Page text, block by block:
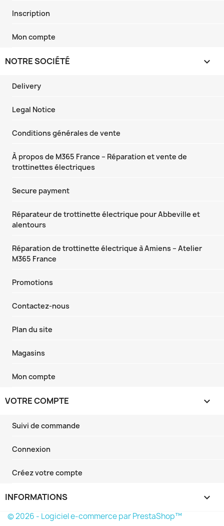
Inscription
Mon compte
NOTRE SOCIÉTÉ 
Delivery
Legal Notice
Conditions générales de vente
À propos de M365 France – Réparation et vente de
trottinettes électriques
Secure payment
Réparateur de trottinette électrique pour Abbeville et
alentours
Réparation de trottinette électrique à Amiens – Atelier
M365 France
Promotions
Contactez-nous
Plan du site
Magasins
Mon compte
VOTRE COMPTE 
Suivi de commande
Connexion
Créez votre compte
INFORMATIONS keyboard_arrow_down
© 2026 - Logiciel e-commerce par PrestaShop™